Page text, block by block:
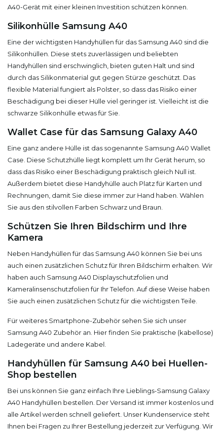
A40-Gerät mit einer kleinen Investition schützen können.
Silikonhülle Samsung A40
Eine der wichtigsten Handyhüllen für das Samsung A40 sind die
Silikonhüllen. Diese stets zuverlässigen und beliebten
Handyhüllen sind erschwinglich, bieten guten Halt und sind
durch das Silikonmaterial gut gegen Stürze geschützt. Das
flexible Material fungiert als Polster, so dass das Risiko einer
Beschädigung bei dieser Hülle viel geringer ist. Vielleicht ist die
schwarze Silikonhülle etwas für Sie.
Wallet Case für das Samsung Galaxy A40
Eine ganz andere Hülle ist das sogenannte Samsung A40 Wallet
Case. Diese Schutzhülle liegt komplett um Ihr Gerät herum, so
dass das Risiko einer Beschädigung praktisch gleich Null ist.
Außerdem bietet diese Handyhülle auch Platz für Karten und
Rechnungen, damit Sie diese immer zur Hand haben. Wählen
Sie aus den stilvollen Farben Schwarz und Braun.
Schützen Sie Ihren Bildschirm und Ihre
Kamera
Neben Handyhüllen für das Samsung A40 können Sie bei uns
auch einen zusätzlichen Schutz für Ihren Bildschirm erhalten. Wir
haben auch Samsung A40 Displayschutzfolien und
Kameralinsenschutzfolien für Ihr Telefon. Auf diese Weise haben
Sie auch einen zusätzlichen Schutz für die wichtigsten Teile.
Für weiteres Smartphone-Zubehör sehen Sie sich unser
Samsung A40 Zubehör an. Hier finden Sie praktische (kabellose)
Ladegeräte und andere Kabel.
Handyhüllen für Samsung A40 bei Huellen-
Shop bestellen
Bei uns können Sie ganz einfach Ihre Lieblings-Samsung Galaxy
A40 Handyhüllen bestellen. Der Versand ist immer kostenlos und
alle Artikel werden schnell geliefert. Unser Kundenservice steht
Ihnen bei Fragen zu Ihrer Bestellung jederzeit zur Verfügung. Wir